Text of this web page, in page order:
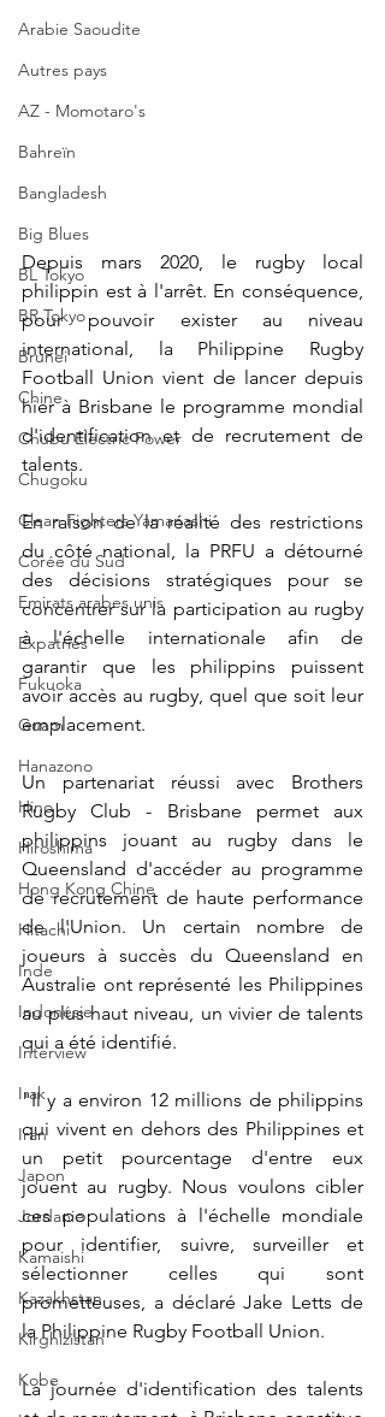
Arabie Saoudite
Autres pays
AZ - Momotaro's
Bahreïn
Bangladesh
Big Blues
BL Tokyo
BR Tokyo
Brunei
Chine
Chubu Electric Power
Chugoku
Clean Fighters Yamanashi
Corée du Sud
Emirats arabes unis
Expatriés
Fukuoka
Guam
Hanazono
Hino
Hiroshima
Hong Kong Chine
Hitachi
Inde
Indonésie
Interview
Irak
Iran
Japon
Jordanie
Kamaishi
Kazakhstan
Kirghizistan
Kobe
Depuis mars 2020, le rugby local
philippin est à l'arrêt. En conséquence,
pour pouvoir exister au niveau
international, la Philippine Rugby
Football Union vient de lancer depuis
hier à Brisbane le programme mondial
d'identification et de recrutement de
talents.
En raison de la réalité des restrictions
du côté national, la PRFU a détourné
des décisions stratégiques pour se
concentrer sur la participation au rugby
à l'échelle internationale afin de
garantir que les philippins puissent
avoir accès au rugby, quel que soit leur
emplacement.
Un partenariat réussi avec Brothers
Rugby Club - Brisbane permet aux
philippins jouant au rugby dans le
Queensland d'accéder au programme
de recrutement de haute performance
de l'Union. Un certain nombre de
joueurs à succès du Queensland en
Australie ont représenté les Philippines
au plus haut niveau, un vivier de talents
qui a été identifié.
"Il y a environ 12 millions de philippins
qui vivent en dehors des Philippines et
un petit pourcentage d'entre eux
jouent au rugby. Nous voulons cibler
ces populations à l'échelle mondiale
pour identifier, suivre, surveiller et
sélectionner celles qui sont
prometteuses, a déclaré Jake Letts de
la Philippine Rugby Football Union.
La journée d'identification des talents